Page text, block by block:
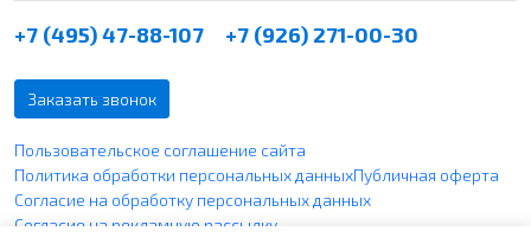
+7 (495) 47-88-107 +7 (926) 271-00-30
Заказать звонок
Пользовательское соглашение сайта
Политика обработки персональных данныхПубличная оферта
Согласие на обработку персональных данных
Согласие на рекламную рассылку